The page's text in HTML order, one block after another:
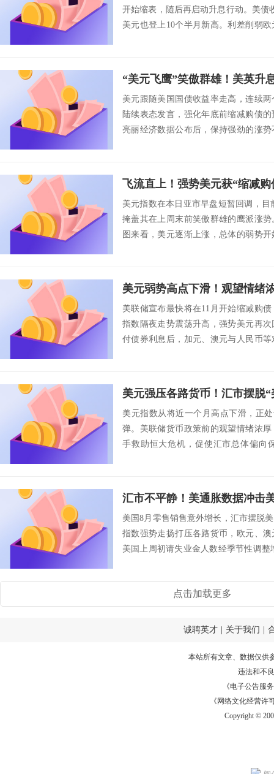
开始缩表，随后再启动升息行动。美债
美元也登上10个半月新高。利差削弱
美元跟随美国国债收益率走高，连续
陆续表态发言，强化年底前缩减购债
亮丽经济数据公布后，保持强劲的涨
美元指数在本日亚市早盘短暂回调，目
掩盖其在上周末前笑傲群雄的鹰派涨
图来看，美元逐渐上涨，总体的弱势
美联储宣布最快将在11月开始缩减购
指数隔夜走势震荡升高，强势美元再
付债券利息后，加元、澳元与人民币
美元指数从将近一个月高点下滑，正
弹。美联储货币政策前的观望情绪浓
手救助恒大危机，促使汇市总体偏向
美国8月零售销售意外增长，汇市摆脱
指数强势走扬打压各路货币，欧元、
美国上周初请失业金人数经季节性调整
点击加载更多
诚聘英才 关于我们
本站所有文章、数据仅供
违法和不
《电子公告服务
《网络文化经营许
Copyright ©